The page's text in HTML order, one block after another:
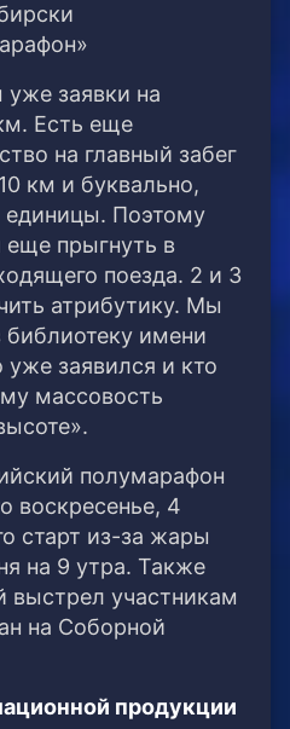
заявки на
Есть еще
на главный забег
км и буквально,
единицы. Поэтому
прыгнуть в
поезда. 2 и 3
атрибутику. Мы
имени
заявился и кто
массовость
полумарафон
воскресенье, 4
старт из-за жары
на 9 утра. Также
выстрел участникам
на Соборной
продукции